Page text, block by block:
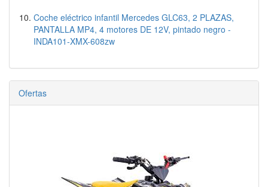
Coche eléctrico infantil Mercedes GLC63, 2 PLAZAS,
PANTALLA MP4, 4 motores DE 12V, pintado negro -
INDA101-XMX-608zw
Ofertas